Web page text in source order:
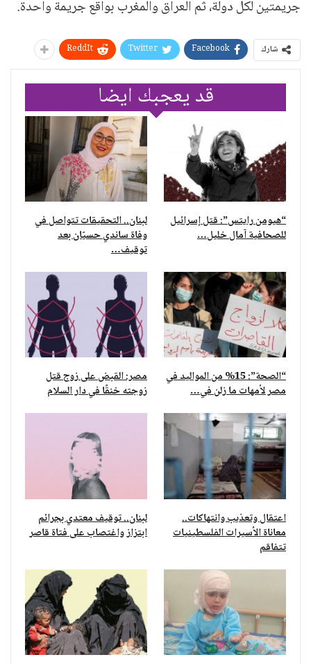
جريمتين لكل دولة، ثم العراق والمغرب بواقع جريمة واحدة.
شارك Facebook
Twitter
ReddIt
قد يعجبك ايضا
“هيومن رايتس”: قتل إسرائيل
للصحافية آمال خليل…
لبنان.. التحقيقات تتواصل في
وفاة ساندي حسيّان بعد
توقيف…
“الصحة”: 15% من المواليد في
مصر لأمهات ما زلن في…
مصر: القبض على زوج قتل
زوجته خنقًا في دار السلام
اعتقال وتعذيب وانتهاكات..
معاناة الأسيرات الفلسطينيات
تتفاقم
لبنان.. توقيف معتدي بجرائم
ابتزاز واغتصاب على فتاة قاصر